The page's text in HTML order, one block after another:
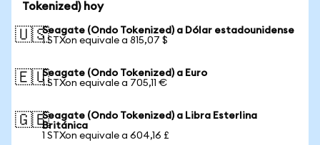
Tokenized) hoy
🇺🇸Seagate (Ondo Tokenized) a Dólar estadounidense
1 STXon equivale a 815,07 $
🇪🇺Seagate (Ondo Tokenized) a Euro
1 STXon equivale a 705,11 €
🇬🇧Seagate (Ondo Tokenized) a Libra Esterlina
Británica
1 STXon equivale a 604,16 £